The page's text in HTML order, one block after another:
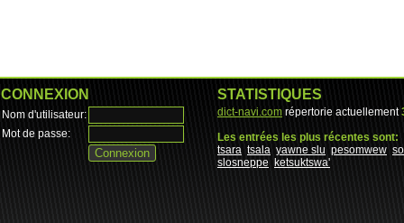
CONNEXION
Nom d'utilisateur:
Mot de passe:
STATISTIQUES
dict-navi.com répertorie actuellement
Les entrées les plus récentes sont:
tsara tsala yawne slu pesomwew
slosneppe
ketsuktswa'